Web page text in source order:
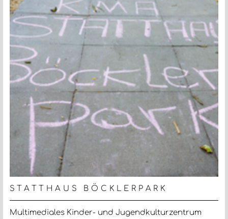
STATTHAUS BÖCKLERPARK
Multimediales Kinder- und Jugendkulturzentrum